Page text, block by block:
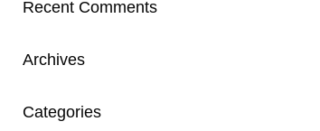
Recent Comments
Archives
Categories